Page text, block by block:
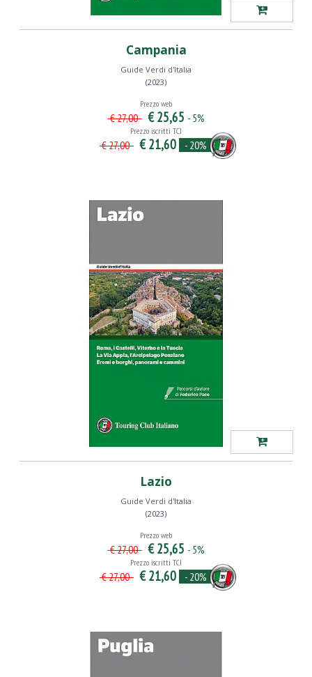
Campania
Guide Verdi d'Italia
(2023)
Prezzo web
€ 27,00 € 25,65 - 5%
Prezzo iscritti TCI
€ 27,00 € 21,60 - 20%
Lazio
Guide Verdi d'Italia
(2023)
Prezzo web
€ 27,00 € 25,65 - 5%
Prezzo iscritti TCI
€ 27,00 € 21,60 - 20%